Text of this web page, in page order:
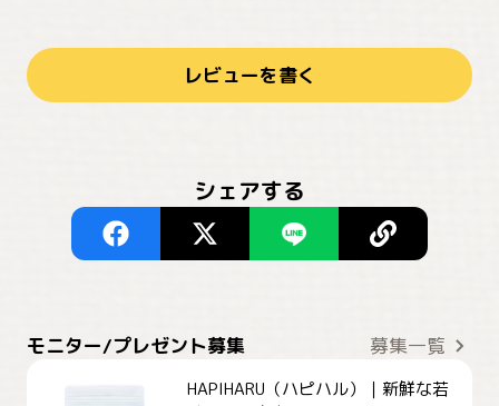
レビューを書く
シェアする
モニター/プレゼント募集 募集一覧
HAPIHARU（ハピハル）｜新鮮な若